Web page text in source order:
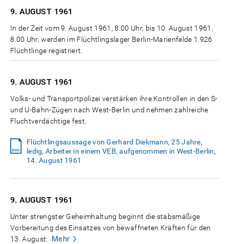
9. AUGUST 1961
In der Zeit vom 9. August 1961, 8.00 Uhr, bis 10. August 1961,
8.00 Uhr, werden im Flüchtlingslager Berlin-Marienfelde 1.926
Flüchtlinge registriert.
9. AUGUST 1961
Volks- und Transportpolizei verstärken ihre Kontrollen in den S-
und U-Bahn-Zügen nach West-Berlin und nehmen zahlreiche
Fluchtverdächtige fest.
Flüchtlingsaussage von Gerhard Diekmann, 25 Jahre,
ledig, Arbeiter in einem VEB, aufgenommen in West-Berlin,
14. August 1961
9. AUGUST 1961
Unter strengster Geheimhaltung beginnt die stabsmäßige
Vorbereitung des Einsatzes von bewaffneten Kräften für den
13. August:
Mehr